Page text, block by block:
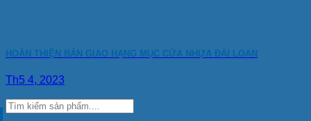
HOÀN THIỆN BÀN GIAO HẠNG MỤC CỬA NHỰA ĐÀI LOAN
Th5 4, 2023